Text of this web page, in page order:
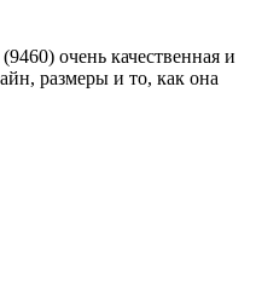
очень качественная и
размеры и то, как она